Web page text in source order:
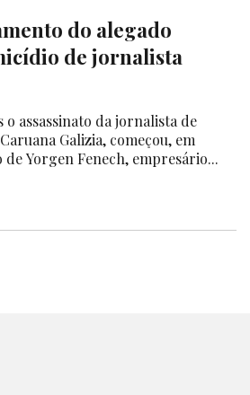
do alegado
de jornalista
o assassinato da jornalista de
Galizia, começou, em
Yorgen Fenech, empresário...